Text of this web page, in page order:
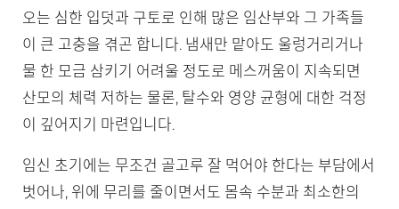
오는 심한 입덧과 구토로 인해 많은 임산부와 그 가족들
이 큰 고충을 겪곤 합니다. 냄새만 맡아도 울렁거리거나
물 한 모금 삼키기 어려울 정도로 메스꺼움이 지속되면
산모의 체력 저하는 물론, 탈수와 영양 균형에 대한 걱정
이 깊어지기 마련입니다.
임신 초기에는 무조건 골고루 잘 먹어야 한다는 부담에서
벗어나, 위에 무리를 줄이면서도 몸속 수분과 최소한의